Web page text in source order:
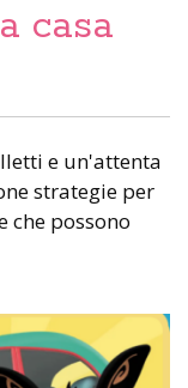
casa
e un'attenta
strategie per
che possono